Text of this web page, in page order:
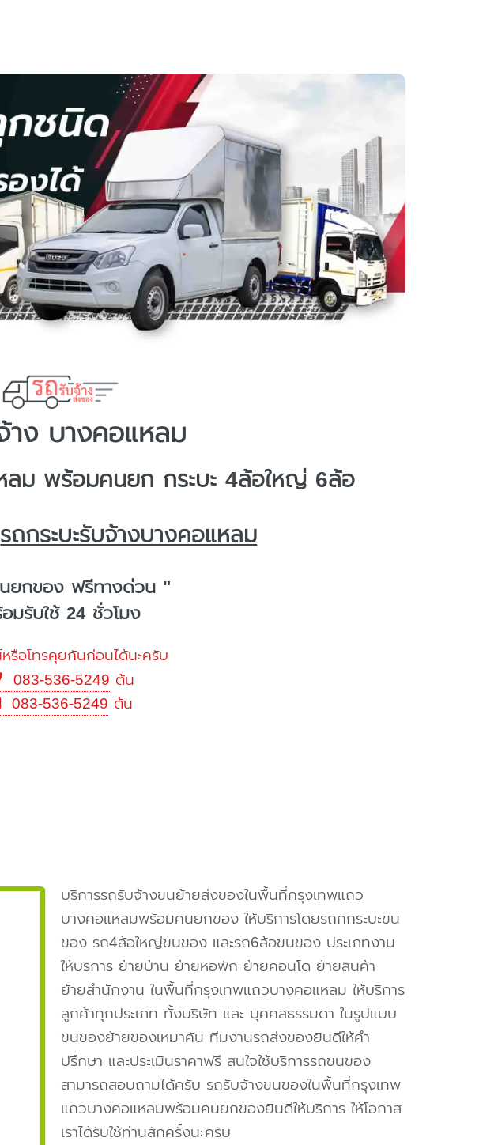
าง บางคอแหลม
ลมพร้อมคนยก กระบะ 4ล้อใหญ่ 6ล้อ
รถกระบะรับจ้างบางคอแหลม
ยกของ ฟรีทางด่วน "
มรับใช้ 24 ชั่วโมง
รือโทรคุยกันก่อนได้นะครับ
083-536-5249 ต้น
083-536-5249 ต้น
บริการรถรับจ้างขนย้ายส่งของในพื้นที่กรุงเทพแถว
บางคอแหลมพร้อมคนยกของ ให้บริการโดยรถกกระบะขน
ของ รถ4ล้อใหญ่ขนของ และรถ6ล้อขนของ ประเภทงาน
ให้บริการ ย้ายบ้าน ย้ายหอพัก ย้ายคอนโด ย้ายสินค้า
ย้ายสำนักงาน ในพื้นที่กรุงเทพแถวบางคอแหลม ให้บริการ
ลูกค้าทุกประเภท ทั้งบริษัท และ บุคคลธรรมดา ในรูปแบบ
ขนของย้ายของเหมาคัน ทีมงานรถส่งของยินดีให้คำ
ปรึกษา และประเมินราคาฟรี สนใจใช้บริการรถขนของ
สามารถสอบถามได้ครับ รถรับจ้างขนของในพื้นที่กรุงเทพ
แถวบางคอแหลมพร้อมคนยกของยินดีให้บริการ ให้โอกาส
เราได้รับใช้ท่านสักครั้งนะครับ